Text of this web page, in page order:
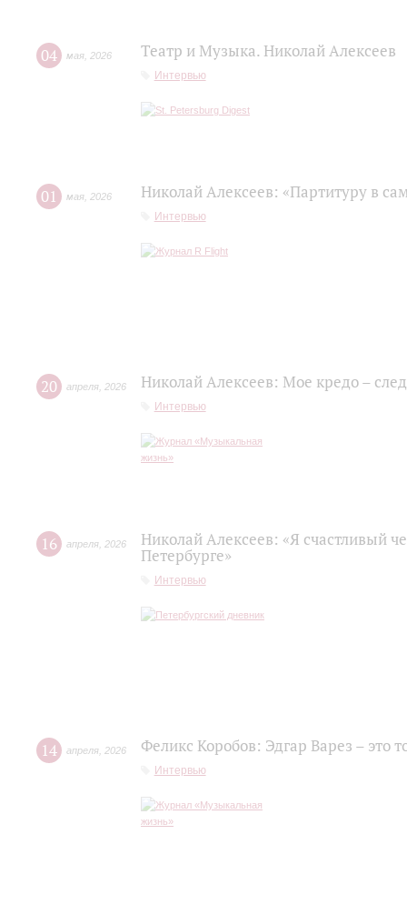
04 мая 2026 Театр и Музыка. Николай Алексеев
Интервью
01 мая 2026 Николай Алексеев: «Партитуру в
Интервью
20 апреля 2026 Николай Алексеев: Мое кредо –
Интервью
16 апреля 2026
Николай Алексеев: «Я счастливый
Петербурге»
Интервью
14 апреля 2026 Феликс Коробов: Эдгар Варез – это
Интервью